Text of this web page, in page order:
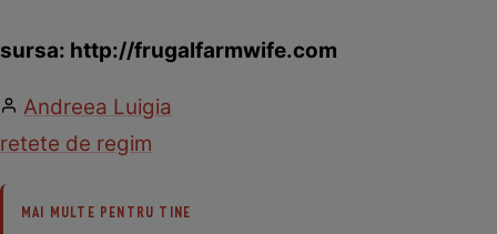
sursa: http://frugalfarmwife.com
Andreea Luigia
retete de regim
MAI MULTE PENTRU TINE